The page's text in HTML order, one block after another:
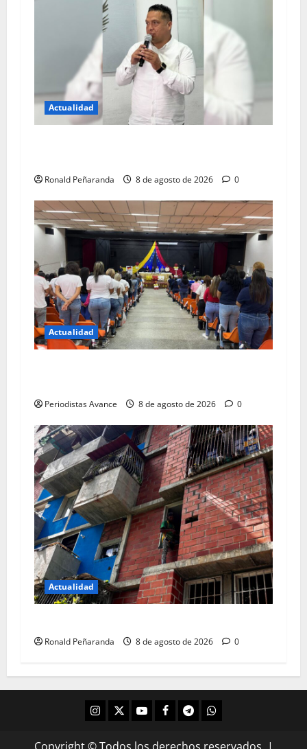
Actualidad
Ronald Peñaranda 8 de agosto de 2026 0
Actualidad
Periodistas Avance 8 de agosto de 2026 0
Actualidad
Ronald Peñaranda 8 de agosto de 2026 0